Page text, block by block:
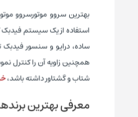
بهترین سروو موتورسروو
استفاده از یک سیستم فیدبک
ساده، درایو و سنسور
همچنین زاویه آن را کنترل
شتاب و گشتاور داشته باشد،
معرفی بهترین